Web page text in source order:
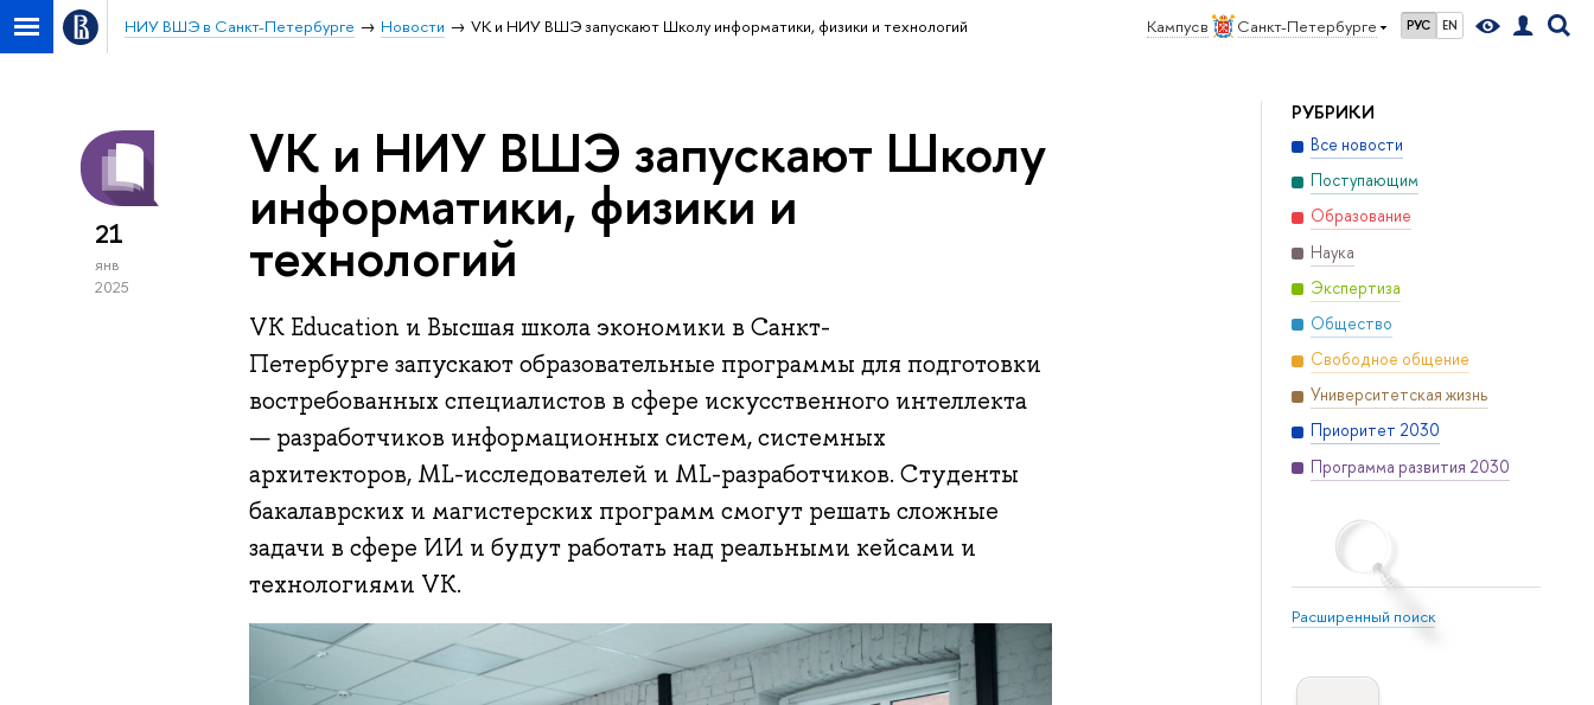
Кампус в Санкт-Петербурге РУС EN
НИУ ВШЭ в Санкт-Петербурге Новости VK и НИУ ВШЭ запускают Школу информатики, физики и технологий
РУБРИКИ
Все новости
Поступающим
Образование
Наука
Экспертиза
Общество
Свободное общение
Университетская жизнь
Приоритет 2030
Программа развития 2030
Расширенный поиск
21
янв
2025
VK и НИУ ВШЭ запускают Школу
информатики, физики и
технологий
VK Education и Высшая школа экономики в Санкт-
Петербурге запускают образовательные программы для подготовки
востребованных специалистов в сфере искусственного интеллекта
— разработчиков информационных систем, системных
архитекторов, ML-исследователей и ML-разработчиков. Студенты
бакалаврских и магистерских программ смогут решать сложные
задачи в сфере ИИ и будут работать над реальными кейсами и
технологиями VK.